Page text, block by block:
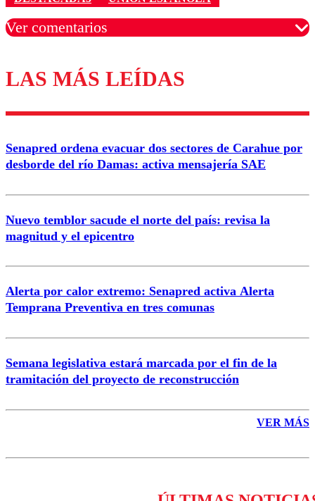
Ver comentarios
Los comentarios son moderados para garantizar un
diálogo respetuoso.
Correo
LAS MÁS LEÍDAS
Senapred ordena evacuar dos sectores de Carahue por
desborde del río Damas: activa mensajería SAE
Nuevo temblor sacude el norte del país: revisa la
magnitud y el epicentro
Alerta por calor extremo: Senapred activa Alerta
Temprana Preventiva en tres comunas
Semana legislativa estará marcada por el fin de la
tramitación del proyecto de reconstrucción
VER MÁS